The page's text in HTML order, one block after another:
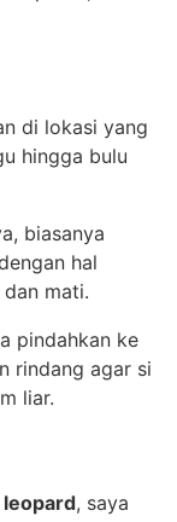
di lokasi yang
hingga bulu
biasanya
hal
mati.
pindahkan ke
rindang agar si
liar.
leopard, saya